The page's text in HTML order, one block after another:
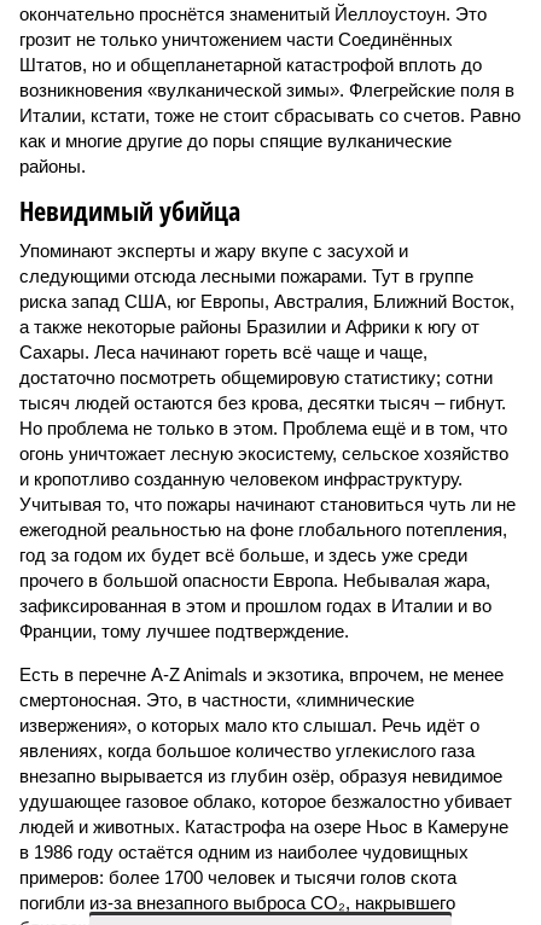
окончательно проснётся знаменитый Йеллоустоун. Это
грозит не только уничтожением части Соединённых
Штатов, но и общепланетарной катастрофой вплоть до
возникновения «вулканической зимы». Флегрейские поля в
Италии, кстати, тоже не стоит сбрасывать со счетов. Равно
как и многие другие до поры спящие вулканические
районы.
Невидимый убийца
Упоминают эксперты и жару вкупе с засухой и
следующими отсюда лесными пожарами. Тут в группе
риска запад США, юг Европы, Австралия, Ближний Восток,
а также некоторые районы Бразилии и Африки к югу от
Сахары. Леса начинают гореть всё чаще и чаще,
достаточно посмотреть общемировую статистику; сотни
тысяч людей остаются без крова, десятки тысяч – гибнут.
Но проблема не только в этом. Проблема ещё и в том, что
огонь уничтожает лесную экосистему, сельское хозяйство
и кропотливо созданную человеком инфраструктуру.
Учитывая то, что пожары начинают становиться чуть ли не
ежегодной реальностью на фоне глобального потепления,
год за годом их будет всё больше, и здесь уже среди
прочего в большой опасности Европа. Небывалая жара,
зафиксированная в этом и прошлом годах в Италии и во
Франции, тому лучшее подтверждение.
Есть в перечне A-Z Animals и экзотика, впрочем, не менее
смертоносная. Это, в частности, «лимнические
извержения», о которых мало кто слышал. Речь идёт о
явлениях, когда большое количество углекислого газа
внезапно вырывается из глубин озёр, образуя невидимое
удушающее газовое облако, которое безжалостно убивает
людей и животных. Катастрофа на озере Ньос в Камеруне
в 1986 году остаётся одним из наиболее чудовищных
примеров: более 1700 человек и тысячи голов скота
погибли из-за внезапного выброса CO₂, накрывшего